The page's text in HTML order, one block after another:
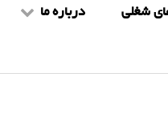
شغلی درباره ما
شرایط و ضوابط